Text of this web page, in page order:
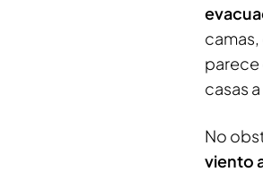
parece
casas
No
viento